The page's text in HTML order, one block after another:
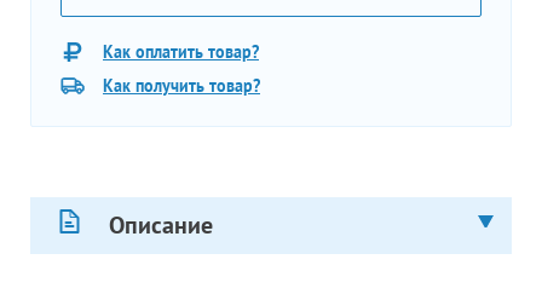
Как оплатить товар?
Как получить товар?
Описание